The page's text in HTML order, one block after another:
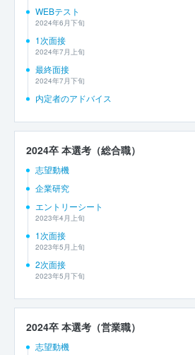
WEBテスト
2024年6月下旬
1次面接
2024年7月上旬
最終面接
2024年7月下旬
内定者のアドバイス
2024卒 本選考（総合職）
志望動機
企業研究
エントリーシート
2023年4月上旬
1次面接
2023年5月上旬
2次面接
2023年5月下旬
2024卒 本選考（営業職）
志望動機